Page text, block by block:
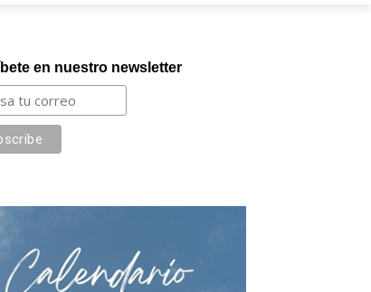
en nuestro newsletter